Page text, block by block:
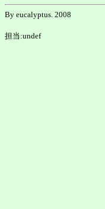
By eucalyptus. 2008
担当:undef